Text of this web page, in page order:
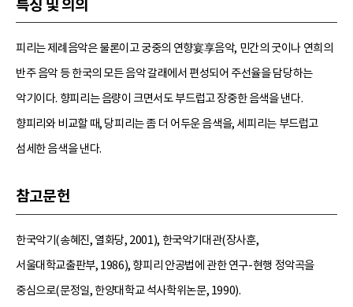
특징 및 의의
피리는 제례음악은 물론이고 궁중의 연향宴享음악, 민간의 굿이나 연희의
반주 음악 등 한국의 모든 음악 갈래에서 편성되어 주선율을 담당하는
악기이다. 향피리는 음량이 크면서도 부드럽고 장중한 음색을 낸다.
향피리와 비교할 때, 당피리는 좀 더 어두운 음색을, 세피리는 부드럽고
섬세한 음색을 낸다.
참고문헌
한국악기(송혜진, 열화당, 2001), 한국악기대관(장사훈,
서울대학교출판부, 1986), 향피리 안공법에 관한 연구-현행 정악곡을
중심으로(문정일, 한양대학교 석사학위논문, 1990).